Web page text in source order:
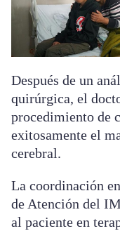
Después de un
quirúrgica, el
procedimiento de
exitosamente el
cerebral.
La coordinación
de Atención del
al paciente en